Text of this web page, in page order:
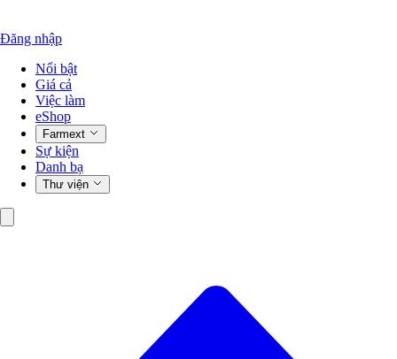
Đăng nhập
Nổi bật
Giá cả
Việc làm
eShop
Farmext
Sự kiện
Danh bạ
Thư viện